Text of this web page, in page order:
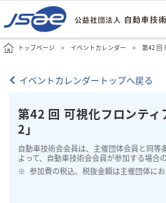
トップページ イベントカレンダー 第42 回
イベントカレンダートップへ戻る
第42 回 可視化フロンテ
2」
自動車技術会会員は、主催団体会員と同等
よって、自動車技術会会員が参加する場合
参加費の税込、税抜金額は主催団体にお